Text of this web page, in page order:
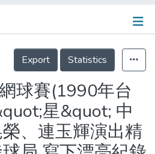
Details
Export
Statistics
球賽(1990年台
星&quot; 中
、連玉輝演出精